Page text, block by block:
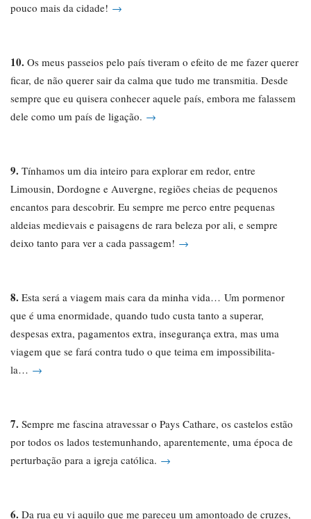
pouco mais da cidade! →
10. Os meus passeios pelo país tiveram o efeito de me fazer querer
ficar, de não querer sair da calma que tudo me transmitia. Desde
sempre que eu quisera conhecer aquele país, embora me falassem
dele como um país de ligação. →
9. Tínhamos um dia inteiro para explorar em redor, entre
Limousin, Dordogne e Auvergne, regiões cheias de pequenos
encantos para descobrir. Eu sempre me perco entre pequenas
aldeias medievais e paisagens de rara beleza por ali, e sempre
deixo tanto para ver a cada passagem! →
8. Esta será a viagem mais cara da minha vida… Um pormenor
que é uma enormidade, quando tudo custa tanto a superar,
despesas extra, pagamentos extra, insegurança extra, mas uma
viagem que se fará contra tudo o que teima em impossibilita-
la… →
7. Sempre me fascina atravessar o Pays Cathare, os castelos estão
por todos os lados testemunhando, aparentemente, uma época de
perturbação para a igreja católica. →
6. Da rua eu vi aquilo que me pareceu um amontoado de cruzes,